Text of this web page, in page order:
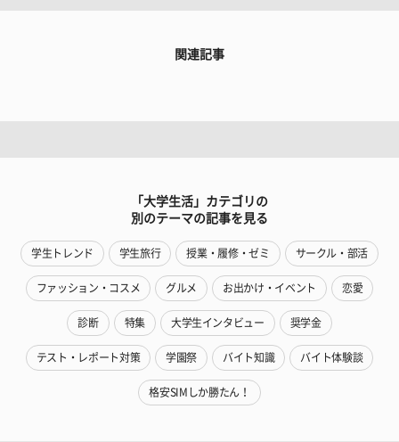
関連記事
「大学生活」カテゴリの
別のテーマの記事を見る
学生トレンド 学生旅行 授業・履修・ゼミ サークル・部活
ファッション・コスメ グルメ お出かけ・イベント 恋愛
診断 特集 大学生インタビュー 奨学金
テスト・レポート対策 学園祭 バイト知識 バイト体験談
格安SIMしか勝たん！